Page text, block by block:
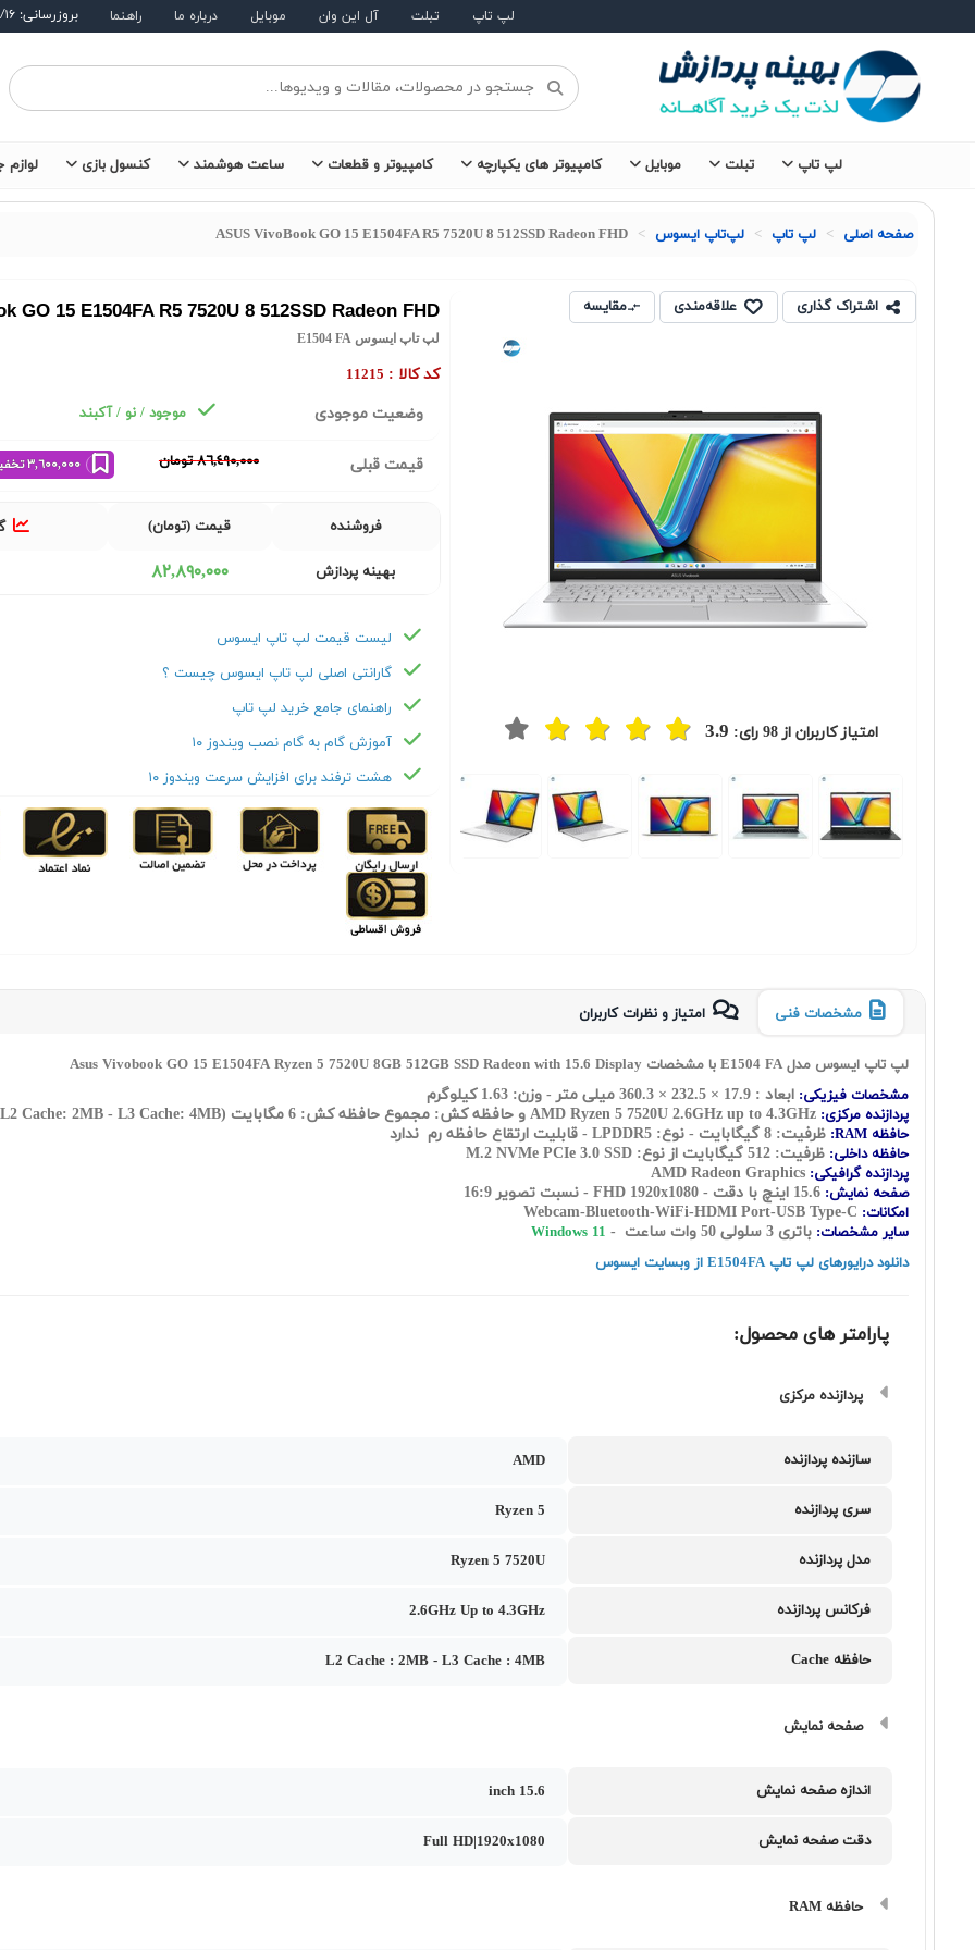
لپ تاپ تبلت آل این وان موبایل درباره ما راهنما بروزرسانی: ۱۴۰۵/۵/۱۶
لپ تاپ تبلت موبایل کامپیوتر های یکپارچه کامپیوتر و قطعات ساعت هوشمند کنسول بازی لوازم
صفحه اصلی لپ تاپ لپ‌تاپ ایسوس ASUS VivoBook GO 15 E1504FA R5 7520U 8 512SSD Radeon FHD
اشتراک گذاری علاقه‌مندی مقایسه
امتیاز کاربران از98رای: 3.9
Previous
Next
GO 15 E1504FA R5 7520U 8 512SSD Radeon FHD
لپ تاپ ایسوس E1504 FA
کد کالا : 11215
وضعیت موجودی موجود / نو / آکبند
قیمت قبلی ٨٦,٤٩٠,٠٠٠ تومان ٣,٦٠٠,٠٠٠ تخفیف خرید نقدی
فروشنده قیمت (تومان)
بهینه پردازش ٨٢,٨٩٠,٠٠٠
لیست قیمت لپ تاپ ایسوس
گارانتی اصلی لپ تاپ ایسوس چیست ؟
راهنمای جامع خرید لپ تاپ
آموزش گام به گام نصب ویندوز ۱۰
هشت ترفند برای افزایش سرعت ویندوز ۱۰
مشخصات فنی امتیاز و نظرات کاربران
لپ تاپ ایسوس مدل E1504 FA با مشخصات Asus Vivobook GO 15 E1504FA Ryzen 5 7520U 8GB 512GB SSD Radeon with 15.6 Display
مشخصات فیزیکی: ابعاد : 17.9 × 232.5 × 360.3 میلی متر - وزن: 1.63 کیلوگرم
پردازنده مرکزی: AMD Ryzen 5 7520U 2.6GHz up to 4.3GHz و حافظه کش: مجموع حافظه کش: 6 مگابایت (L2 Cache: 2MB - L3 Cache: 4MB)
حافظه RAM: ظرفیت: 8 گیگابایت - نوع: LPDDR5 - قابلیت ارتقاع حافظه رم ندارد
حافظه داخلی: ظرفیت: 512 گیگابایت از نوع: M.2 NVMe PCIe 3.0 SSD
پردازنده گرافیکی:
صفحه نمایش:
امکانات:
سایر مشخصات: باتری 3 سلولی 50 وات ساعت -
Windows 11
دانلود درایورهای لپ تاپ E1504FA از وبسایت ایسوس
پارامتر های محصول:
پردازنده مرکزی
سازنده پردازنده AMD
سری پردازنده Ryzen 5
مدل پردازنده Ryzen 5 7520U
فرکانس پردازنده 2.6GHz Up to 4.3GHz
حافظه Cache L2 Cache : 2MB - L3 Cache : 4MB
صفحه نمایش
اندازه صفحه نمایش 15.6 inch
دقت صفحه نمایش Full HD|1920x1080
حافظه RAM